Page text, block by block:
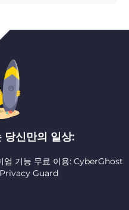
당신만의 일상:
엄 기능 무료 이용: CyberGhost
Guard